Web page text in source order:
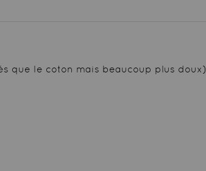
que le coton mais beaucoup plus doux)